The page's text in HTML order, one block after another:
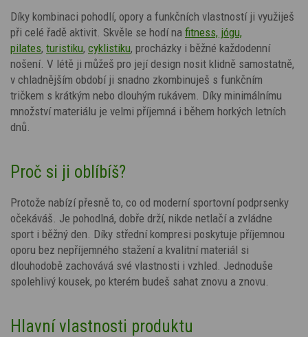
Díky kombinaci pohodlí, opory a funkčních vlastností ji využiješ
při celé řadě aktivit. Skvěle se hodí na fitness, jógu,
pilates, turistiku, cyklistiku, procházky i běžné každodenní
nošení. V létě ji můžeš pro její design nosit klidně samostatně,
v chladnějším období ji snadno zkombinuješ s funkčním
tričkem s krátkým nebo dlouhým rukávem. Díky minimálnímu
množství materiálu je velmi příjemná i během horkých letních
dnů.
Proč si ji oblíbíš?
Protože nabízí přesně to, co od moderní sportovní podprsenky
očekáváš. Je pohodlná, dobře drží, nikde netlačí a zvládne
sport i běžný den. Díky střední kompresi poskytuje příjemnou
oporu bez nepříjemného stažení a kvalitní materiál si
dlouhodobě zachovává své vlastnosti i vzhled. Jednoduše
spolehlivý kousek, po kterém budeš sahat znovu a znovu.
Hlavní vlastnosti produktu